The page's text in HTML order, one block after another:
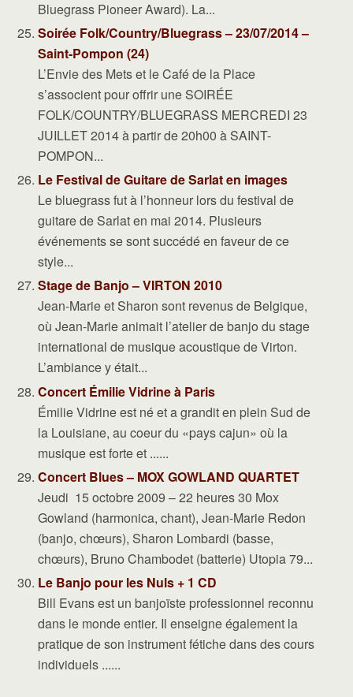
Bluegrass Pioneer Award). La...
Soirée Folk/Country/Bluegrass – 23/07/2014 –
Saint-Pompon (24)
L’Envie des Mets et le Café de la Place
s’associent pour offrir une SOIRÉE
FOLK/COUNTRY/BLUEGRASS MERCREDI 23
JUILLET 2014 à partir de 20h00 à SAINT-
POMPON...
Le Festival de Guitare de Sarlat en images
Le bluegrass fut à l’honneur lors du festival de
guitare de Sarlat en mai 2014. Plusieurs
événements se sont succédé en faveur de ce
style...
Stage de Banjo – VIRTON 2010
Jean-Marie et Sharon sont revenus de Belgique,
où Jean-Marie animait l’atelier de banjo du stage
international de musique acoustique de Virton.
L’ambiance y était...
Concert Émilie Vidrine à Paris
Émilie Vidrine est né et a grandit en plein Sud de
la Louisiane, au coeur du «pays cajun» où la
musique est forte et ......
Concert Blues – MOX GOWLAND QUARTET
Jeudi 15 octobre 2009 – 22 heures 30 Mox
Gowland (harmonica, chant), Jean-Marie Redon
(banjo, chœurs), Sharon Lombardi (basse,
chœurs), Bruno Chambodet (batterie) Utopia 79...
Le Banjo pour les Nuls + 1 CD
Bill Evans est un banjoïste professionnel reconnu
dans le monde entier. Il enseigne également la
pratique de son instrument fétiche dans des cours
individuels ......